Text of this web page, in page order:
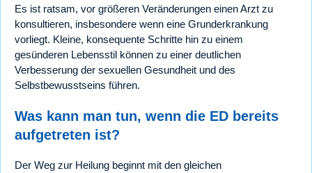
Es ist ratsam, vor größeren Veränderungen einen Arzt zu
konsultieren, insbesondere wenn eine Grunderkrankung
vorliegt. Kleine, konsequente Schritte hin zu einem
gesünderen Lebensstil können zu einer deutlichen
Verbesserung der sexuellen Gesundheit und des
Selbstbewusstseins führen.
Was kann man tun, wenn die ED bereits
aufgetreten ist?
Der Weg zur Heilung beginnt mit den gleichen